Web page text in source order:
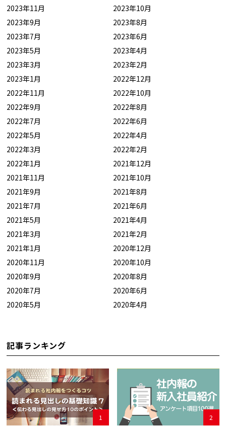
2023年11月
2023年10月
2023年9月
2023年8月
2023年7月
2023年6月
2023年5月
2023年4月
2023年3月
2023年2月
2023年1月
2022年12月
2022年11月
2022年10月
2022年9月
2022年8月
2022年7月
2022年6月
2022年5月
2022年4月
2022年3月
2022年2月
2022年1月
2021年12月
2021年11月
2021年10月
2021年9月
2021年8月
2021年7月
2021年6月
2021年5月
2021年4月
2021年3月
2021年2月
2021年1月
2020年12月
2020年11月
2020年10月
2020年9月
2020年8月
2020年7月
2020年6月
2020年5月
2020年4月
記事ランキング
1
2